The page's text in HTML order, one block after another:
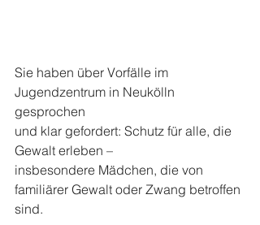
Sie haben über Vorfälle im
Jugendzentrum in Neukölln
gesprochen
und klar gefordert: Schutz für alle, die
Gewalt erleben –
insbesondere Mädchen, die von
familiärer Gewalt oder Zwang betroffen
sind.